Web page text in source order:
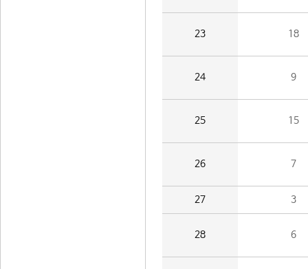
23 18
24 9
25 15
26 7
27 3
28 6